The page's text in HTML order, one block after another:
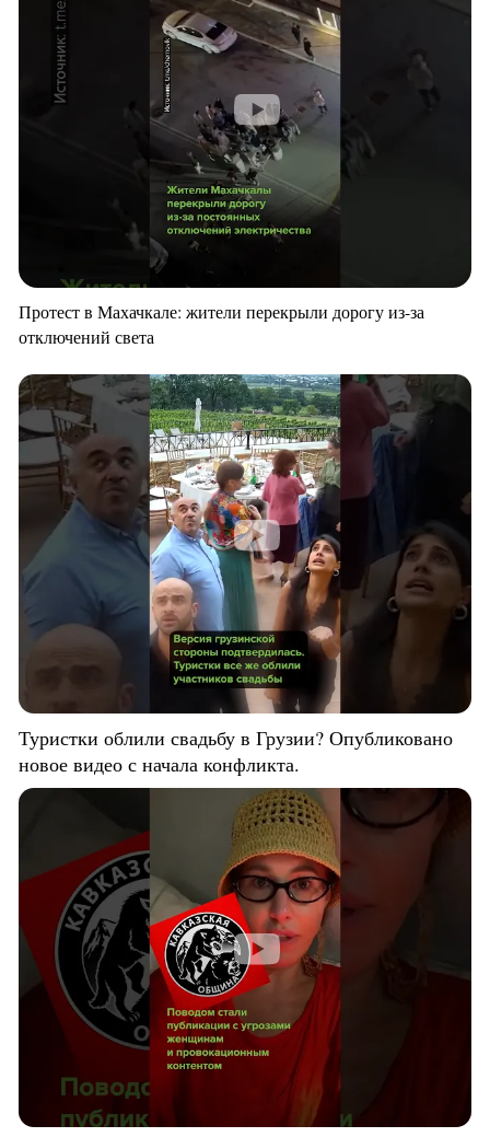
Протест в Махачкале: жители перекрыли дорогу из-за
отключений света
Туристки облили свадьбу в Грузии? Опубликовано
новое видео с начала конфликта.